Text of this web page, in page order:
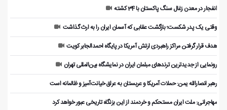
انفجار در معدن زغال سنگ پاکستان با 34 کشته
وقتی یک پدر شکست؛ بازگشت عقابی که آسمان ایران را به ارث گذاشت
هدف قرار گرفتن مراکز راهبردی ارتش آمریکا در پایگاه احمدالجابر کویت
رونمایی از جدیدترین ترندهای مبلمان ایران در نمایشگاه بین‌المللی تهران
رهبر انصارالله یمن: حملات آمریکا و عربستان به عراق خیانت‌آمیز و ظالمانه است
مهاجرانی: ملت ایران مستحکم و خردمند از این بزنگاه تاریخی عبور خواهد کرد